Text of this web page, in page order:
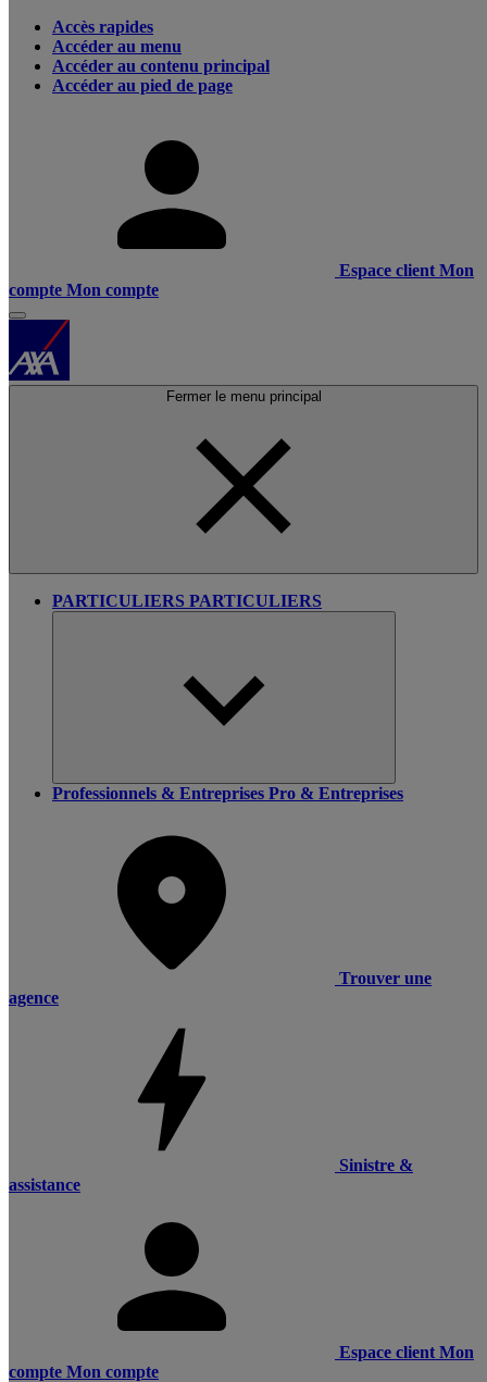
Accès rapides
Accéder au menu
Accéder au contenu principal
Accéder au pied de page
Espace client Mon
compte Mon compte
Fermer le menu principal
PARTICULIERS PARTICULIERS
Professionnels & Entreprises Pro & Entreprises
Trouver une
agence
Sinistre &
assistance
Espace client Mon
compte Mon compte